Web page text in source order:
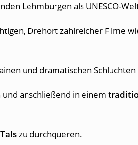
Lehmburgen als UNESCO-
Drehort zahlreicher Filme
und dramatischen
anschließend in einem
zu durchqueren.